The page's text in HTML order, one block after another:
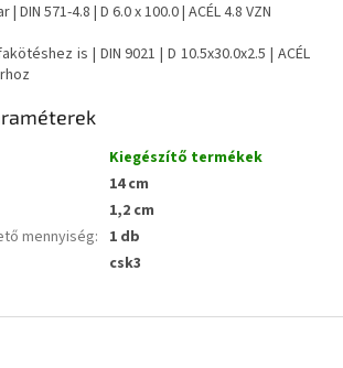
DIN 571-4.8 | D 6.0 x 100.0 | ACÉL 4.8 VZN
is | DIN 9021 | D 10.5x30.0x2.5 | ACÉL
Kiegészítő termékek
14 cm
1,2 cm
mennyiség: 1 db
csk3